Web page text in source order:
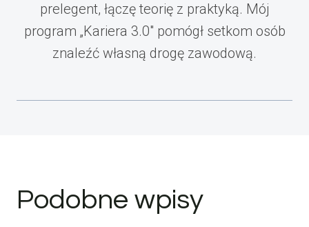
prelegent, łączę teorię z praktyką. Mój
program „Kariera 3.0" pomógł setkom osób
znaleźć własną drogę zawodową.
Podobne wpisy